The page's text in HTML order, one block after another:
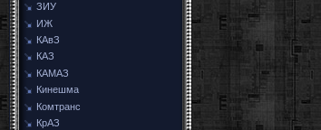
ЗИУ
ИЖ
КАвЗ
КАЗ
КАМАЗ
Кинешма
Комтранс
КрАЗ